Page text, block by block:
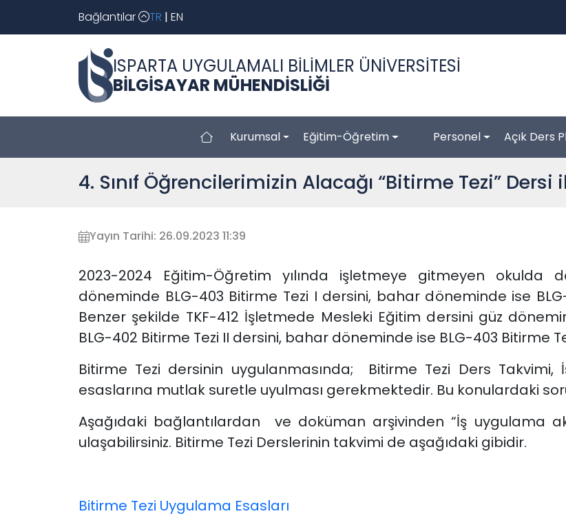
Bağlantılar TR | EN
ISPARTA UYGULAMALI BİLİMLER ÜNİVERSİTESİ
BİLGİSAYAR MÜHENDİSLİĞİ
Kurumsal Eğitim-Öğretim Personel Açık Ders
4. Sınıf Öğrencilerimizin Alacağı “Bitirme Tezi”
Yayın Tarihi: 26.09.2023 11:39
2023-2024 Eğitim-Öğretim yılında işletmeye gitmeyen okulda
döneminde BLG-403 Bitirme Tezi I dersini, bahar döneminde ise
Benzer şekilde TKF-412 İşletmede Mesleki Eğitim dersini güz
BLG-402 Bitirme Tezi II dersini, bahar döneminde ise BLG-403 Bitirme
Bitirme Tezi dersinin uygulanmasında; Bitirme Tezi Ders Takvimi,
esaslarına mutlak suretle uyulması gerekmektedir. Bu konulardaki
Aşağıdaki bağlantılardan ve doküman arşivinden “İş uygulama
ulaşabilirsiniz. Bitirme Tezi Derslerinin takvimi de aşağıdaki gibidir.
Bitirme Tezi Uygulama Esasları